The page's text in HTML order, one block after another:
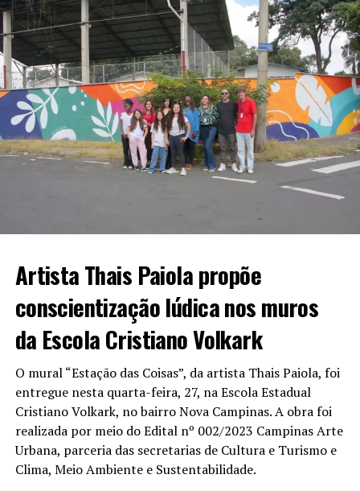
Artista Thais Paiola propõe
conscientização lúdica nos muros
da Escola Cristiano Volkark
O mural “Estação das Coisas”, da artista Thais Paiola, foi
entregue nesta quarta-feira, 27, na Escola Estadual
Cristiano Volkark, no bairro Nova Campinas. A obra foi
realizada por meio do Edital nº 002/2023 Campinas Arte
Urbana, parceria das secretarias de Cultura e Turismo e
Clima, Meio Ambiente e Sustentabilidade.